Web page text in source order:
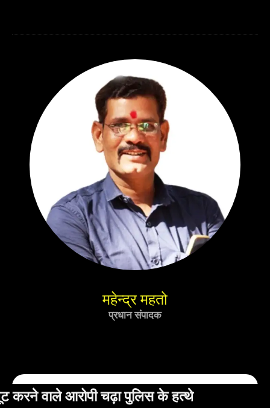
महेन्द्र महतो
प्रधान संपादक
पुलिस के हत्थे सनफ्लावर ऑयल का